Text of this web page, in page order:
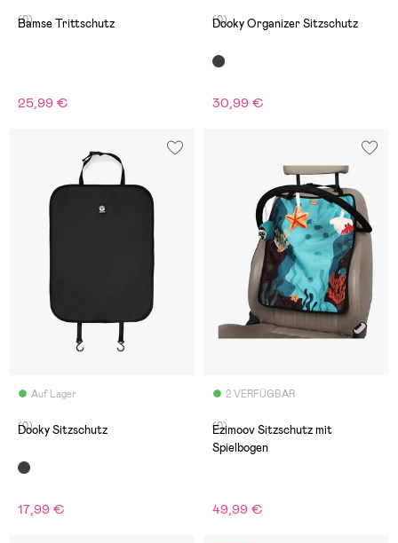
(0)
Bamse Trittschutz
25,99 €
(0)
Dooky Organizer Sitzschutz
30,99 €
Auf Lager
(0)
Dooky Sitzschutz
17,99 €
2 VERFÜGBAR
(0)
Ezimoov Sitzschutz mit
Spielbogen
49,99 €